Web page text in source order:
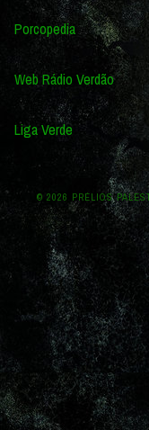
Porcopedia
Web Rádio Verdão
Liga Verde
© 2026 PRÉLIOS